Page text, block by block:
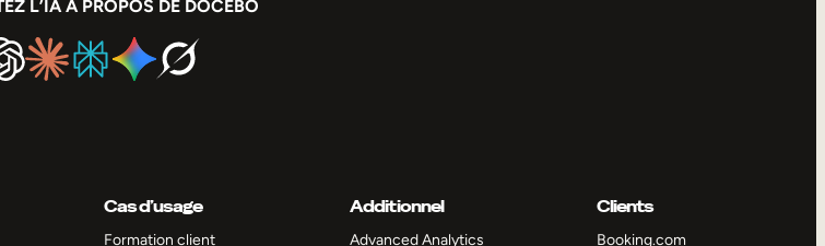
L’IA À PROPOS DE DOCEBO
Cas d’usage
Formation client
Additionnel
Advanced Analytics
Clients
Booking.com